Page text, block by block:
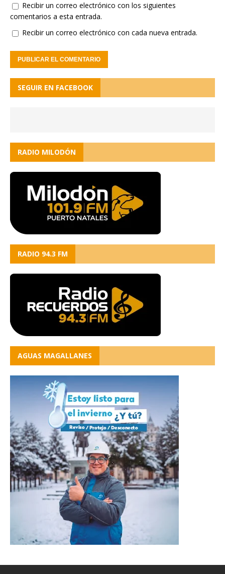
Recibir un correo electrónico con los siguientes
comentarios a esta entrada.
Recibir un correo electrónico con cada nueva entrada.
SEGUIR EN FACEBOOK
RADIO MILODÓN
RADIO 94.3 FM
AGUAS MAGALLANES